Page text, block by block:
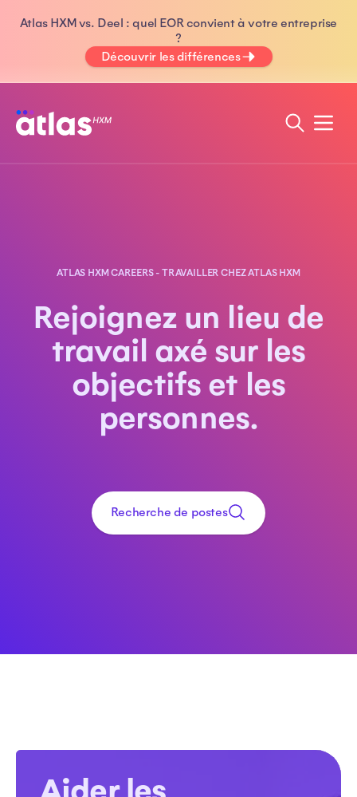
Atlas HXM vs. Deel : quel EOR convient à votre entreprise
?
Découvrir les différences
ATLAS HXM CAREERS - TRAVAILLER CHEZ ATLAS HXM
Rejoignez un lieu de
travail axé sur les
objectifs et les
personnes.
Recherche de postes